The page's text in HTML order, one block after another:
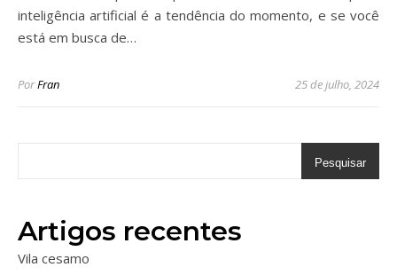
inteligência artificial é a tendência do momento, e se você
está em busca de…
PorFran 25 de julho, 2024
Pesquisar
Artigos recentes
Vila cesamo